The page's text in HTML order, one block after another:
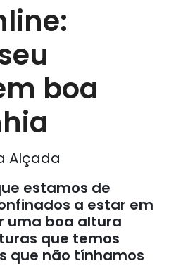
boa
Alçada
estamos de
a estar em
uma boa altura
que temos
que não tínhamos